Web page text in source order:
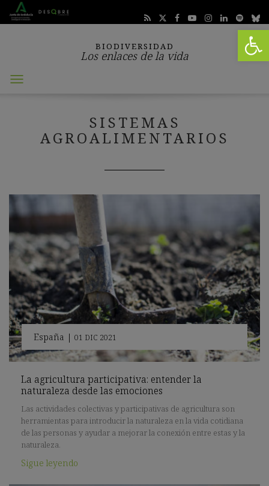
Abrir
BIODIVERSIDAD
Los enlaces de la vida
Abrir
SISTEMAS
AGROALIMENTARIOS
España | 01 DIC 2021
La agricultura participativa: entender la
naturaleza desde las emociones
Las actividades colectivas y participativas de agricultura son
herramientas para introducir la naturaleza en la vida cotidiana
de las personas y ayudar a mejorar la conexión entre estas y la
naturaleza.
Sigue leyendo